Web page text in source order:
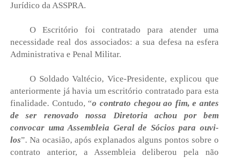
Jurídico da ASSPRA.
O Escritório foi contratado para atender uma
necessidade real dos associados: a sua defesa na esfera
Administrativa e Penal Militar.
O Soldado Valtécio, Vice-Presidente, explicou que
anteriormente já havia um escritório contratado para esta
finalidade. Contudo, “o contrato chegou ao fim, e antes
de ser renovado nossa Diretoria achou por bem
convocar uma Assembleia Geral de Sócios para ouvi-
los”. Na ocasião, após explanados alguns pontos sobre o
contrato anterior, a Assembleia deliberou pela não